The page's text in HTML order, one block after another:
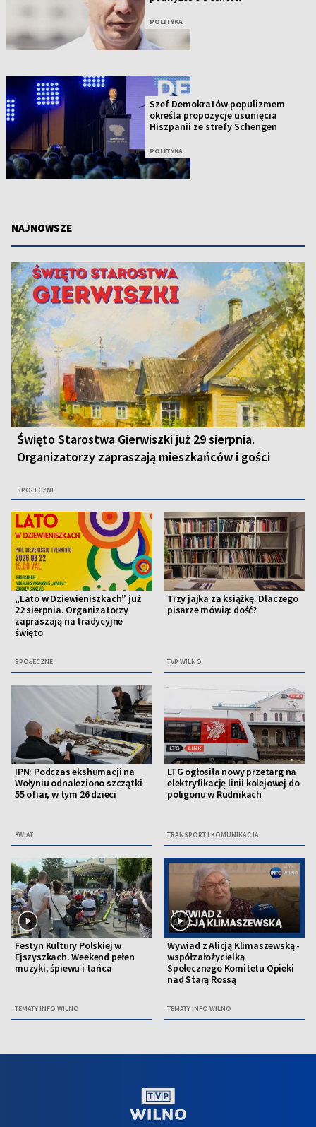
POLITYKA
Szef Demokratów populizmem
określa propozycje usunięcia
Hiszpanii ze strefy Schengen
POLITYKA
NAJNOWSZE
Święto Starostwa Gierwiszki już 29 sierpnia.
Organizatorzy zapraszają mieszkańców i gości
SPOŁECZNE
„Lato w Dziewieniszkach” już
22 sierpnia. Organizatorzy
zapraszają na tradycyjne
święto
SPOŁECZNE
Trzy jajka za książkę. Dlaczego
pisarze mówią: dość?
TVP WILNO
IPN: Podczas ekshumacji na
Wołyniu odnaleziono szczątki
55 ofiar, w tym 26 dzieci
ŚWIAT
LTG ogłosiła nowy przetarg na
elektryfikację linii kolejowej do
poligonu w Rudnikach
TRANSPORT I KOMUNIKACJA
Festyn Kultury Polskiej w
Ejszyszkach. Weekend pełen
muzyki, śpiewu i tańca
TEMATY INFO WILNO
Wywiad z Alicją Klimaszewską -
współzałożycielką
Społecznego Komitetu Opieki
nad Starą Rossą
TEMATY INFO WILNO